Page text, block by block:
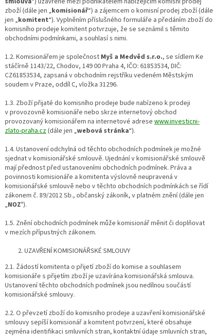
zboží (dále jen „komisionář“) a zájemcem o komisní prodej zboží (dále
jen „komitent“). Vyplněním příslušného formuláře a předáním zboží do
komisního prodeje komitent potvrzuje, že se seznámil s těmito
obchodními podmínkami, a souhlasí s nimi.
1.2. Komisionářem je společnost Myš a Medvěd s.r.o., se sídlem Ke
stáčírně 1143/22, Chodov, 149 00 Praha 4, IČO: 61853534, DIČ:
CZ61853534, zapsaná v obchodním rejstříku vedeném Městským
soudem v Praze, oddíl C, vložka 31296.
1.3. Zboží přijaté do komisního prodeje bude nabízeno k prodeji
v provozovně komisionáře nebo skrze internetový obchod
provozovaný komisionářem na internetové adrese www.investicni-
zlato-praha.cz(dále jen „webová stránka“).
1.4. Ustanovení odchylná od těchto obchodních podmínek je možné
sjednat v komisionářské smlouvě. Ujednání v komisionářské smlouvě
mají přednost před ustanoveními obchodních podmínek. Práva a
povinnosti komisionáře a komitenta výslovně neupravená v
komisionářské smlouvě nebo v těchto obchodních podmínkách se řídí
zákonem č. 89/2012 Sb., občanský zákoník, v platném znění (dále jen
„NOZ").
1.5. Znění obchodních podmínek může komisionář měnit či doplňovat
v mezích přípustných zákonem.
UZAVŘENÍ KOMISIONÁŘSKÉ SMLOUVY
2.1. Žádostí komitenta o přijetí zboží do komise a souhlasem
komisionáře s přijetím zboží je uzavírána komisionářská smlouva.
Ustanovení těchto obchodních podmínek jsou nedílnou součástí
komisionářské smlouvy.
2.2. O převzetí zboží do komisního prodeje a uzavření komisionářské
smlouvy sepíší komisionář a komitent potvrzení, které obsahuje
zejména identifikaci smluvních stran, kontaktní údaje smluvních stran,